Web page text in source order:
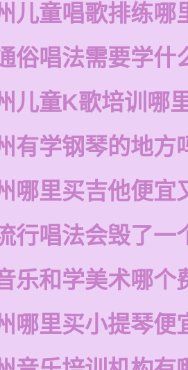
儿童唱歌排练哪
俗唱法需要学什
儿童K歌培训哪
有学钢琴的地方
哪里买吉他便宜
行唱法会毁了一
乐和学美术哪个
哪里买小提琴便